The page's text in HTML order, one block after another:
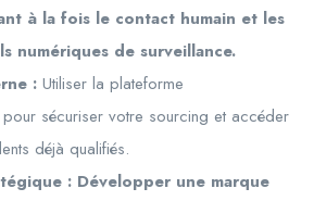
à la fois le contact humain et les
numériques de surveillance.
: Utiliser la plateforme
pour sécuriser votre sourcing et accéder
déjà qualifiés.
: Développer une marque